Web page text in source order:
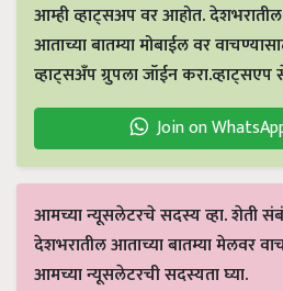
आम्ही व्हाट्सअप वर आहोत. देशभरातील
आताच्या बातम्या मोबाईल वर
व्हाट्सअँप ग्रुपला जॉईन
Join on
आमच्या न्यूसलेटरचे सदस्य व्हा. शेती
देशभरातील आताच्या बातम्या मेलवर
आमच्या न्यूसलेटरची सदस्यता घ्या.